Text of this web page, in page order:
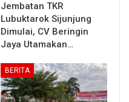
Jembatan TKR
Lubuktarok Sijunjung
Dimulai, CV Beringin
Jaya Utamakan…
BERITA